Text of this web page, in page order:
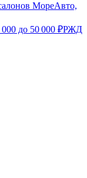
МореАвто,
000 до 50 000 ₽РЖД